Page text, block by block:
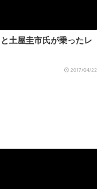
土屋圭市氏が乗ったレ
2017/04/22